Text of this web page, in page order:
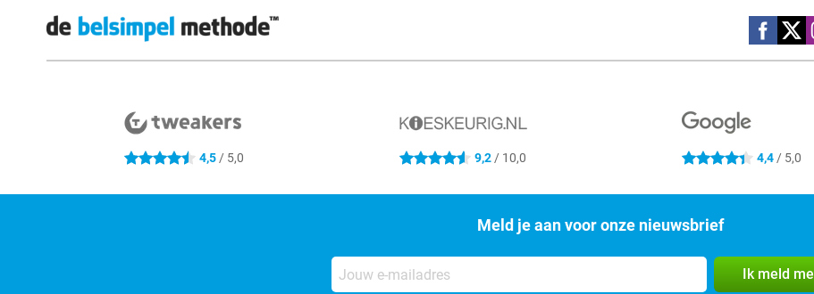
Social
4.5 sterren 4,5/ 5,0 4.6 sterren 9,2/ 10,0 4.4 sterren 4,4 / 5,0
Meld je aan voor onze nieuwsbrief
Ik meld